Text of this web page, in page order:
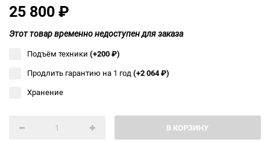
25 800₽
Этот товар временно недоступен для заказа
Подъём техники (+200₽)
Продлить гарантию на 1 год(+2 064₽)
Хранение
В КОРЗИНУ